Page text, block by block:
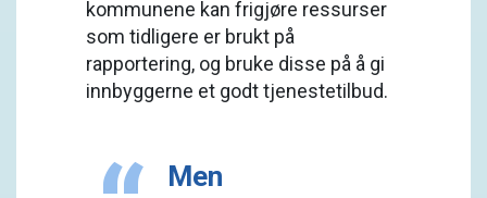
kommunene kan frigjøre ressurser
som tidligere er brukt på
rapportering, og bruke disse på å gi
innbyggerne et godt tjenestetilbud.
Men